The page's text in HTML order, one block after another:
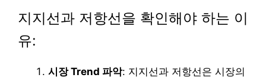
지지선과 저항선을 확인해야 하는 이
유:
시장 Trend 파악: 지지선과 저항선은 시장의